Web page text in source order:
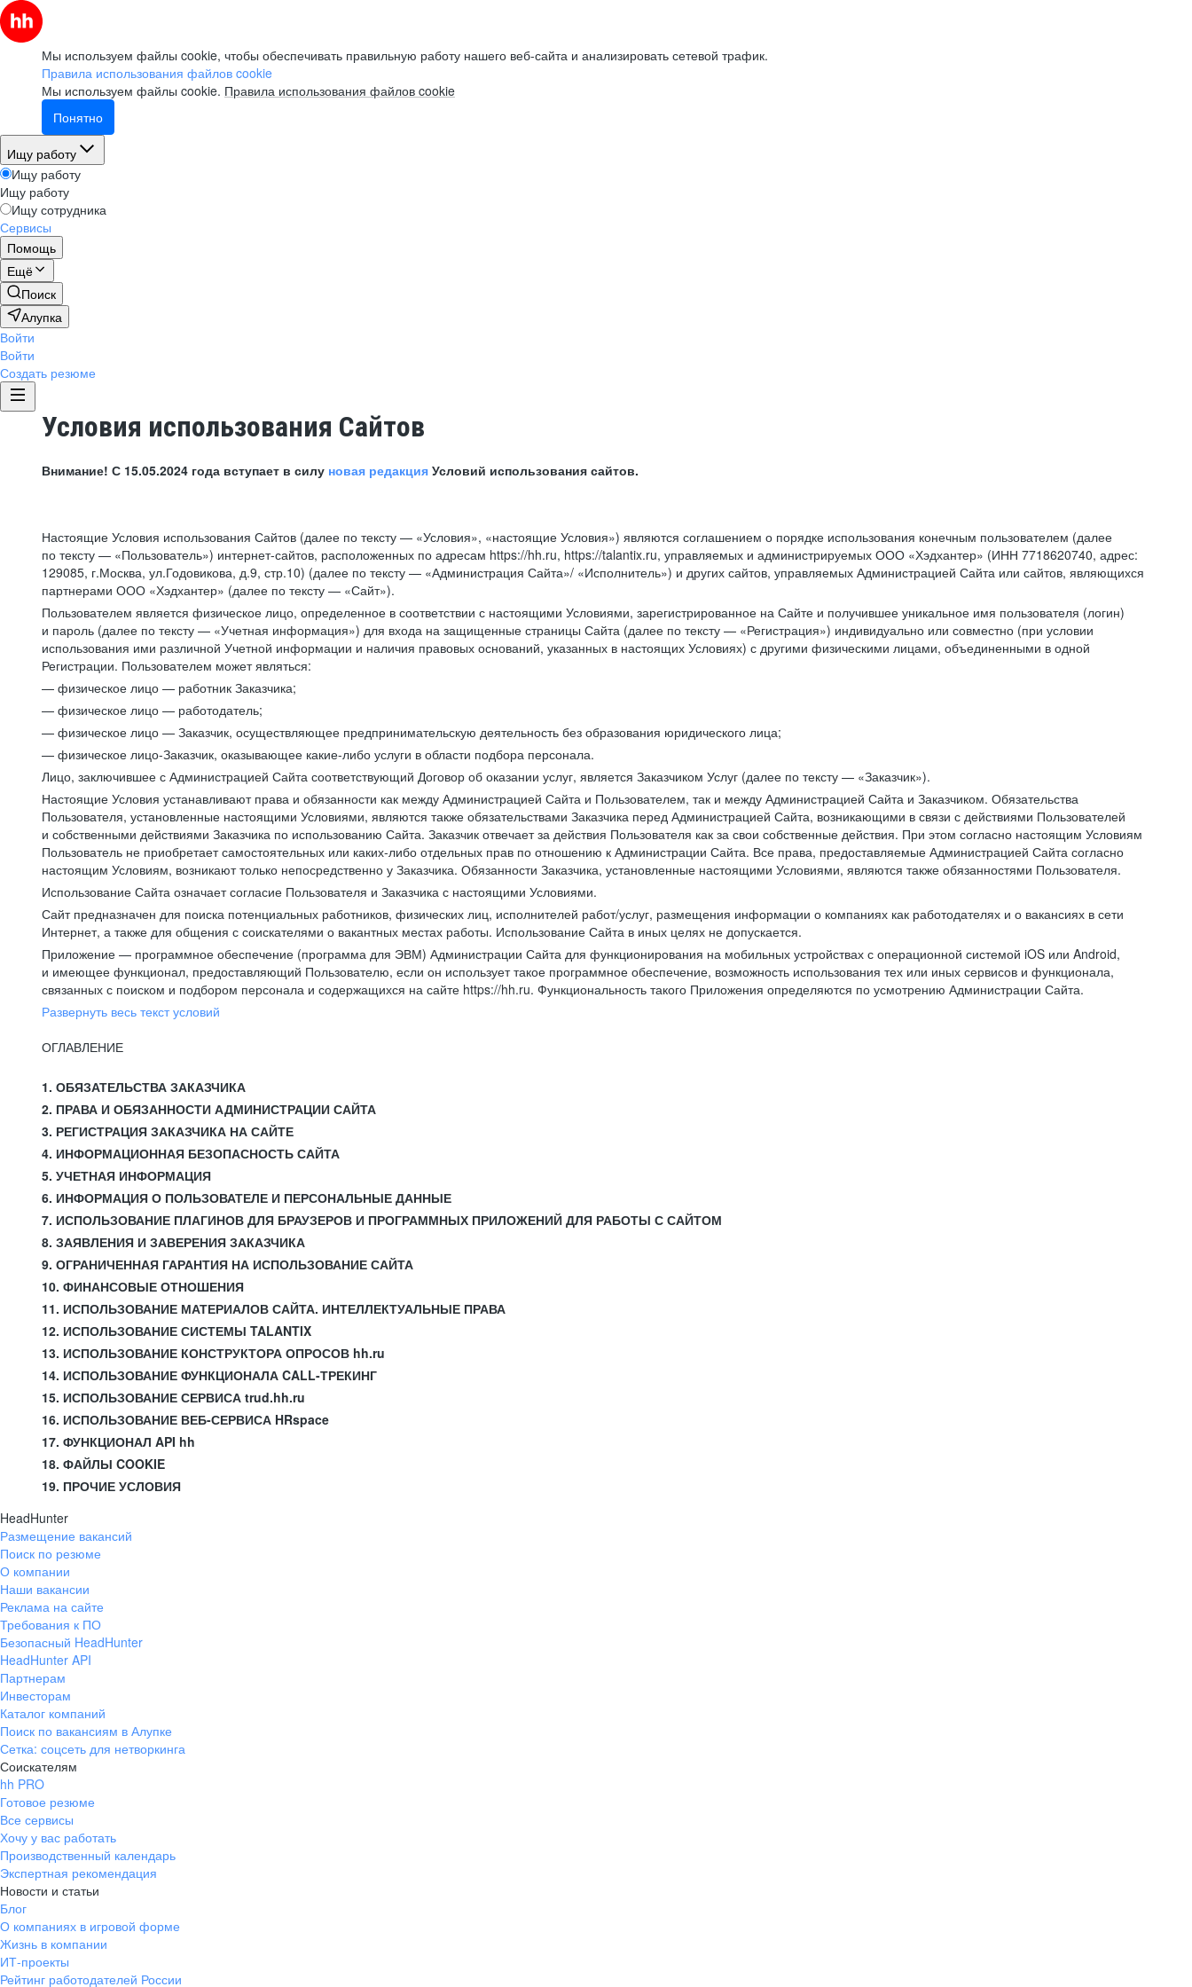
Мы используем файлы cookie, чтобы обеспечивать правильную работу нашего веб-сайта и анализировать сетевой трафик.
Правила использования файлов cookie
Мы используем файлы cookie. Правила использования файлов cookie
Понятно
Ищу работу
Ищу работу
Ищу работу
Ищу сотрудника
Сервисы
Помощь
Ещё
Поиск
Алупка
Войти
Войти
Создать резюме
Условия использования Сайтов
Внимание! С 15.05.2024 года вступает в силу новая редакция Условий использования сайтов.
Настоящие Условия использования Сайтов (далее по тексту — «Условия», «настоящие Условия») являются соглашением о порядке использования конечным пользователем (далее
по тексту — «Пользователь») интернет-сайтов, расположенных по адресам https://hh.ru, https://talantix.ru, управляемых и администрируемых ООО «Хэдхантер» (ИНН 7718620740, адрес:
129085, г.Москва, ул.Годовикова, д.9, стр.10) (далее по тексту — «Администрация Сайта»/ «Исполнитель») и других сайтов, управляемых Администрацией Сайта или сайтов, являющихся
партнерами ООО «Хэдхантер» (далее по тексту — «Сайт»).
Пользователем является физическое лицо, определенное в соответствии с настоящими Условиями, зарегистрированное на Сайте и получившее уникальное имя пользователя (логин)
и пароль (далее по тексту — «Учетная информация») для входа на защищенные страницы Сайта (далее по тексту — «Регистрация») индивидуально или совместно (при условии
использования ими различной Учетной информации и наличия правовых оснований, указанных в настоящих Условиях) с другими физическими лицами, объединенными в одной
Регистрации. Пользователем может являться:
— физическое лицо — работник Заказчика;
— физическое лицо — работодатель;
— физическое лицо — Заказчик, осуществляющее предпринимательскую деятельность без образования юридического лица;
— физическое лицо-Заказчик, оказывающее какие-либо услуги в области подбора персонала.
Лицо, заключившее с Администрацией Сайта соответствующий Договор об оказании услуг, является Заказчиком Услуг (далее по тексту — «Заказчик»).
Настоящие Условия устанавливают права и обязанности как между Администрацией Сайта и Пользователем, так и между Администрацией Сайта и Заказчиком. Обязательства
Пользователя, установленные настоящими Условиями, являются также обязательствами Заказчика перед Администрацией Сайта, возникающими в связи с действиями Пользователей
и собственными действиями Заказчика по использованию Сайта. Заказчик отвечает за действия Пользователя как за свои собственные действия. При этом согласно настоящим Условиям
Пользователь не приобретает самостоятельных или каких-либо отдельных прав по отношению к Администрации Сайта. Все права, предоставляемые Администрацией Сайта согласно
настоящим Условиям, возникают только непосредственно у Заказчика. Обязанности Заказчика, установленные настоящими Условиями, являются также обязанностями Пользователя.
Использование Сайта означает согласие Пользователя и Заказчика с настоящими Условиями.
Сайт предназначен для поиска потенциальных работников, физических лиц, исполнителей работ/услуг, размещения информации о компаниях как работодателях и о вакансиях в сети
Интернет, а также для общения с соискателями о вакантных местах работы. Использование Сайта в иных целях не допускается.
Приложение — программное обеспечение (программа для ЭВМ) Администрации Сайта для функционирования на мобильных устройствах с операционной системой iOS или Android,
и имеющее функционал, предоставляющий Пользователю, если он использует такое программное обеспечение, возможность использования тех или иных сервисов и функционала,
связанных с поиском и подбором персонала и содержащихся на сайте https://hh.ru. Функциональность такого Приложения определяются по усмотрению Администрации Сайта.
Развернуть весь текст условий
ОГЛАВЛЕНИЕ
1. ОБЯЗАТЕЛЬСТВА ЗАКАЗЧИКА
2. ПРАВА И ОБЯЗАННОСТИ АДМИНИСТРАЦИИ САЙТА
3. РЕГИСТРАЦИЯ ЗАКАЗЧИКА НА САЙТЕ
4. ИНФОРМАЦИОННАЯ БЕЗОПАСНОСТЬ САЙТА
5. УЧЕТНАЯ ИНФОРМАЦИЯ
6. ИНФОРМАЦИЯ О ПОЛЬЗОВАТЕЛЕ И ПЕРСОНАЛЬНЫЕ ДАННЫЕ
7. ИСПОЛЬЗОВАНИЕ ПЛАГИНОВ ДЛЯ БРАУЗЕРОВ И ПРОГРАММНЫХ ПРИЛОЖЕНИЙ ДЛЯ РАБОТЫ С САЙТОМ
8. ЗАЯВЛЕНИЯ И ЗАВЕРЕНИЯ ЗАКАЗЧИКА
9. ОГРАНИЧЕННАЯ ГАРАНТИЯ НА ИСПОЛЬЗОВАНИЕ САЙТА
10. ФИНАНСОВЫЕ ОТНОШЕНИЯ
11. ИСПОЛЬЗОВАНИЕ МАТЕРИАЛОВ САЙТА. ИНТЕЛЛЕКТУАЛЬНЫЕ ПРАВА
12. ИСПОЛЬЗОВАНИЕ СИСТЕМЫ TALANTIX
13. ИСПОЛЬЗОВАНИЕ КОНСТРУКТОРА ОПРОСОВ hh.ru
14. ИСПОЛЬЗОВАНИЕ ФУНКЦИОНАЛА CALL-ТРЕКИНГ
15. ИСПОЛЬЗОВАНИЕ СЕРВИСА trud.hh.ru
16. ИСПОЛЬЗОВАНИЕ ВЕБ-СЕРВИСА HRspace
17. ФУНКЦИОНАЛ API hh
18. ФАЙЛЫ COOKIE
19. ПРОЧИЕ УСЛОВИЯ
HeadHunter
Размещение вакансий
Поиск по резюме
О компании
Наши вакансии
Реклама на сайте
Требования к ПО
Безопасный HeadHunter
HeadHunter API
Партнерам
Инвесторам
Каталог компаний
Поиск по вакансиям в Алупке
Сетка: соцсеть для нетворкинга
Соискателям
hh PRO
Готовое резюме
Все сервисы
Хочу у вас работать
Производственный календарь
Экспертная рекомендация
Новости и статьи
Блог
О компаниях в игровой форме
Жизнь в компании
ИТ-проекты
Рейтинг работодателей России